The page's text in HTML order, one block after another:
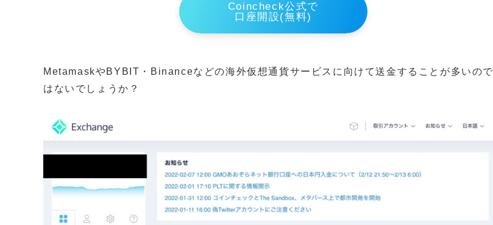
Coincheck公式で
口座開設(無料)
MetamaskやBYBIT・Binanceなどの海外仮想通貨サービスに向けて送金することが多いので
はないでしょうか？